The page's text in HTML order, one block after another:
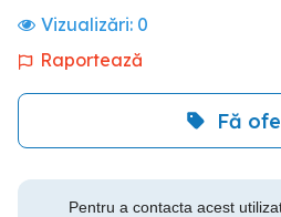
Vizualizări: 0
Raportează
Fă
Pentru a contacta acest